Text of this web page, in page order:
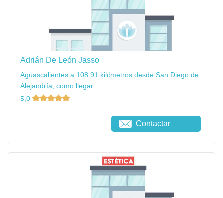
Adrián De León Jasso
Aguascalientes a 108.91 kilómetros desde San Diego de
Alejandría, como llegar
5,0
Contactar